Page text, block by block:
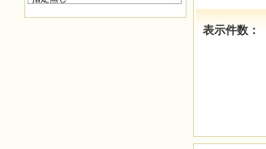
表示件数：